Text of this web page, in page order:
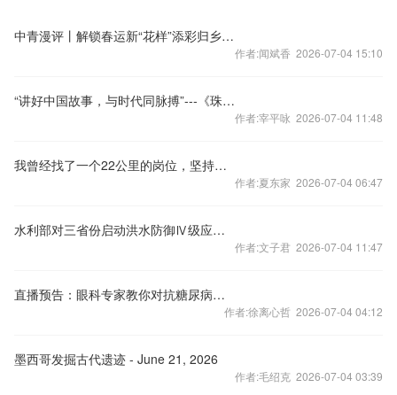
中青漫评丨解锁春运新“花样”添彩归乡欢乐行
作者:闻斌香 2026-07-04 15:10
“讲好中国故事，与时代同脉搏”---《珠山记忆》首发式
作者:宰平咏 2026-07-04 11:48
我曾经找了一个22公里的岗位，坚持了2个星期就坚持不下去了
作者:夏东家 2026-07-04 06:47
水利部对三省份启动洪水防御Ⅳ级应急响应
作者:文子君 2026-07-04 11:47
直播预告：眼科专家教你对抗糖尿病视网膜病变 守护清晰视界
作者:徐离心哲 2026-07-04 04:12
墨西哥发掘古代遗迹 - June 21, 2026
作者:毛绍克 2026-07-04 03:39